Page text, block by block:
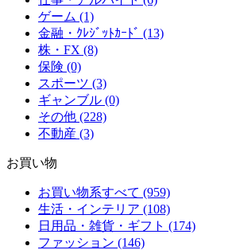
ゲーム (1)
金融・ｸﾚｼﾞｯﾄｶｰﾄﾞ (13)
株・FX (8)
保険 (0)
スポーツ (3)
ギャンブル (0)
その他 (228)
不動産 (3)
お買い物
お買い物系すべて (959)
生活・インテリア (108)
日用品・雑貨・ギフト (174)
ファッション (146)